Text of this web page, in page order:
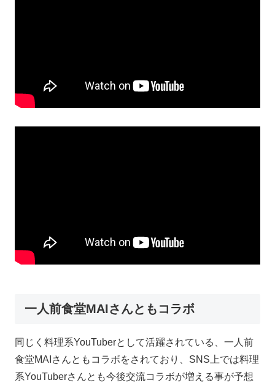
一人前食堂MAIさんともコラボ
同じく料理系YouTuberとして活躍されている、一人前
食堂MAIさんともコラボをされており、SNS上では料理
系YouTuberさんとも今後交流コラボが増える事が予想